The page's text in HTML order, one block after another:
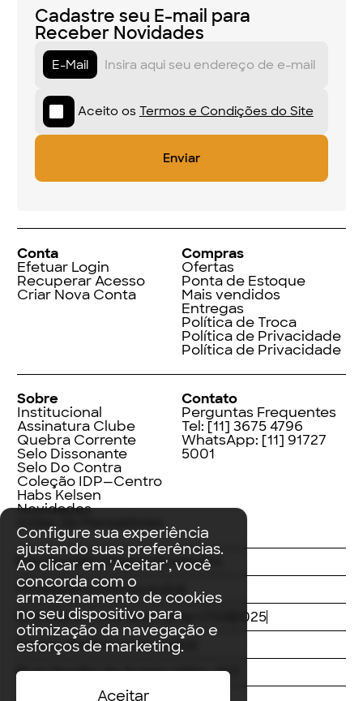
Configure sua experiência
ajustando suas preferências.
Ao clicar em 'Aceitar', você
concorda com o
armazenamento de cookies
no seu dispositivo para
otimização da navegação e
esforços de marketing.
Aceitar
Cadastre seu E-mail para
Receber Novidades
E-Mail
Aceito os Termos e Condições do Site
Conta
Efetuar Login
Recuperar Acesso
Criar Nova Conta
Compras
Ofertas
Ponta de Estoque
Mais vendidos
Entregas
Política de Troca
Política de Privacidade
Política de Privacidade
Sobre
Institucional
Assinatura Clube
Quebra Corrente
Selo Dissonante
Selo Do Contra
Coleção IDP—Centro
Habs Kelsen
Novidades
Index de Pensadores
Contato
Perguntas Frequentes
Tel: [11] 3675 4796
WhatsApp: [11] 91727
5001
FacebookInstagramLinkedIn
ThreadsTwitterYoutube
© Editora Contracorrente LTDA
2025
Todos direitos reservados
Rua Vergílio de Araújo Valim, 167